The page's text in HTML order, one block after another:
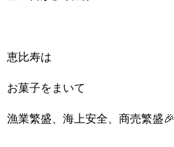
恵比寿は
お菓子をまいて
漁業繁盛、海上安全、商売繁盛🎉